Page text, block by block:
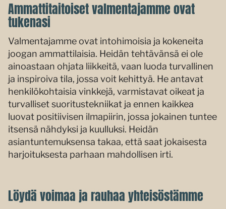
Ammattitaitoiset valmentajamme ovat
tukenasi
Valmentajamme ovat intohimoisia ja kokeneita
joogan ammattilaisia. Heidän tehtävänsä ei ole
ainoastaan ohjata liikkeitä, vaan luoda turvallinen
ja inspiroiva tila, jossa voit kehittyä. He antavat
henkilökohtaisia vinkkejä, varmistavat oikeat ja
turvalliset suoritustekniikat ja ennen kaikkea
luovat positiivisen ilmapiirin, jossa jokainen tuntee
itsensä nähdyksi ja kuulluksi. Heidän
asiantuntemuksensa takaa, että saat jokaisesta
harjoituksesta parhaan mahdollisen irti.
Löydä voimaa ja rauhaa yhteisöstämme